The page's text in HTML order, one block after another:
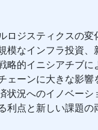
ロジスティクスの変
模なインフラ投資、
略的イニシアチブに
ェーンに大きな影響
状況へのイノベーシ
利点と新しい課題の